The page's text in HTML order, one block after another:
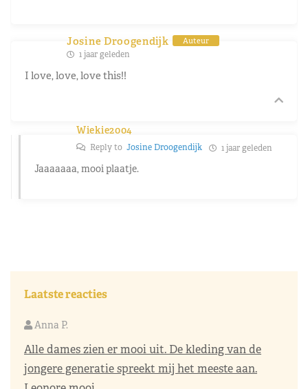
Josine Droogendijk Auteur
1 jaar geleden
I love, love, love this!!
Wiekie2004
Reply to Josine Droogendijk 1 jaar geleden
Jaaaaaaa, mooi plaatje.
Laatste reacties
Anna P.
Alle dames zien er mooi uit. De kleding van de
jongere generatie spreekt mij het meeste aan.